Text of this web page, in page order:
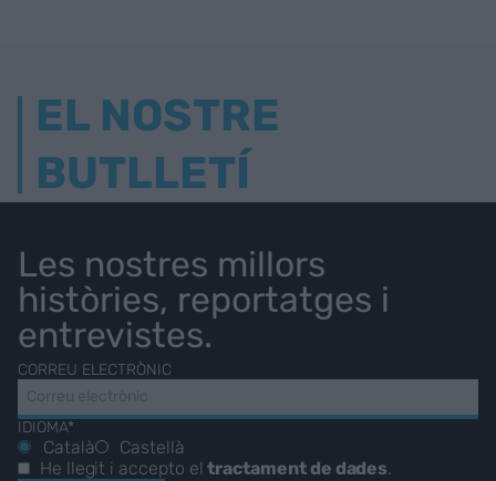
EL NOSTRE
BUTLLETÍ
Les nostres millors
històries, reportatges i
entrevistes.
CORREU ELECTRÒNIC
IDIOMA*
Català
Castellà
He llegit i accepto eltractament de dades.